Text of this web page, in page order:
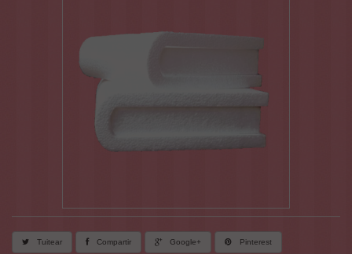
Tuitear Compartir Google+ Pinterest